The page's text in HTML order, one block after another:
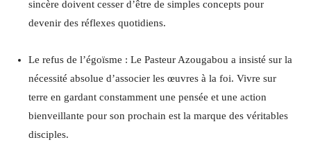
sincère doivent cesser d’être de simples concepts pour
devenir des réflexes quotidiens.
Le refus de l’égoïsme : Le Pasteur Azougabou a insisté sur la
nécessité absolue d’associer les œuvres à la foi. Vivre sur
terre en gardant constamment une pensée et une action
bienveillante pour son prochain est la marque des véritables
disciples.